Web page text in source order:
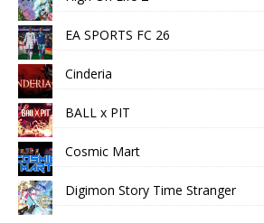
EA SPORTS FC 26
Cinderia
BALL x PIT
Cosmic Mart
Digimon Story Time Stranger